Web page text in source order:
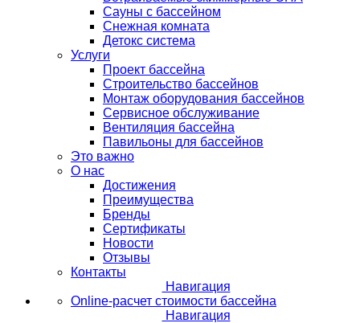
Сауны с бассейном
Снежная комната
Детокс система
Услуги
Проект бассейна
Строительство бассейнов
Монтаж оборудования бассейнов
Сервисное обслуживание
Вентиляция бассейна
Павильоны для бассейнов
Это важно
О нас
Достижения
Преимущества
Бренды
Сертификаты
Новости
Отзывы
Контакты
Навигация
Online-расчет стоимости бассейна
Навигация